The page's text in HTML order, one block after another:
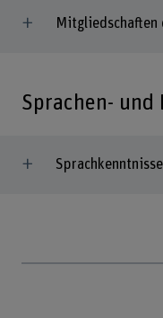
Mitgliedschaften
Sprachen- und
Sprachkenntnisse